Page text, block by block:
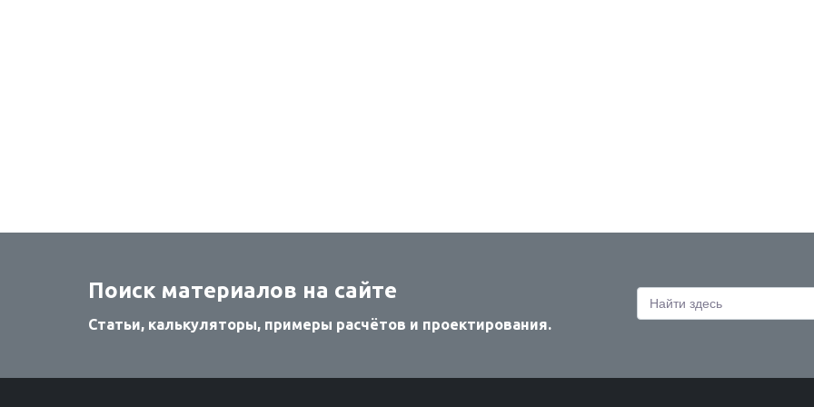
Поиск материалов на сайте
Статьи, калькуляторы, примеры расчётов и проектирования.